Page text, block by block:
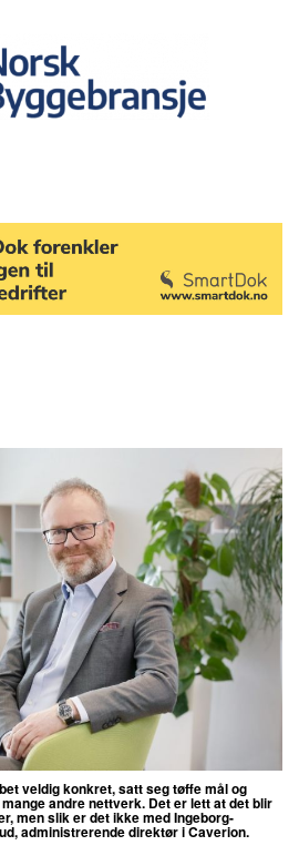
veldig konkret, satt seg tøffe mål og
andre nettverk. Det er lett at det blir
men slik er det ikke med Ingeborg-
administrerende direktør i Caverion.